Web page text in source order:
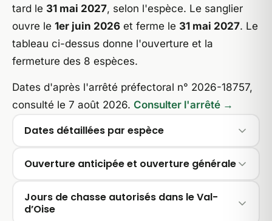
tard le 31 mai 2027, selon l'espèce. Le sanglier
ouvre le 1er juin 2026 et ferme le 31 mai 2027. Le
tableau ci-dessus donne l'ouverture et la
fermeture des 8 espèces.
Dates d'après l'arrêté préfectoral n° 2026-18757,
consulté le 7 août 2026. Consulter l'arrêté →
Dates détaillées par espèce
Ouverture anticipée et ouverture générale
Jours de chasse autorisés dans le Val-
d’Oise